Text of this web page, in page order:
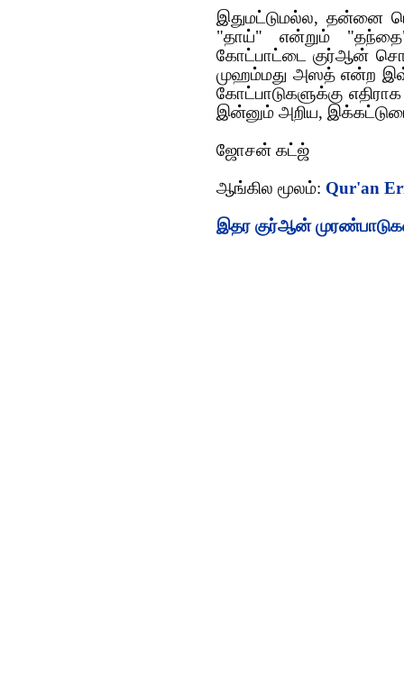
இதுமட்டுமல்ல, தன்னை
"தாய்" என்றும்
கோட்பாட்டை குர்ஆன்
முஹம்மது அஸத் என்ற
கோட்பாடுகளுக்கு
இன்னும் அறிய,
ஜோசன் கட்ஜ்
ஆங்கில மூலம்: Qur'an
இதர குர்ஆன்